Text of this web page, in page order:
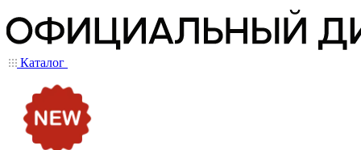
Каталог